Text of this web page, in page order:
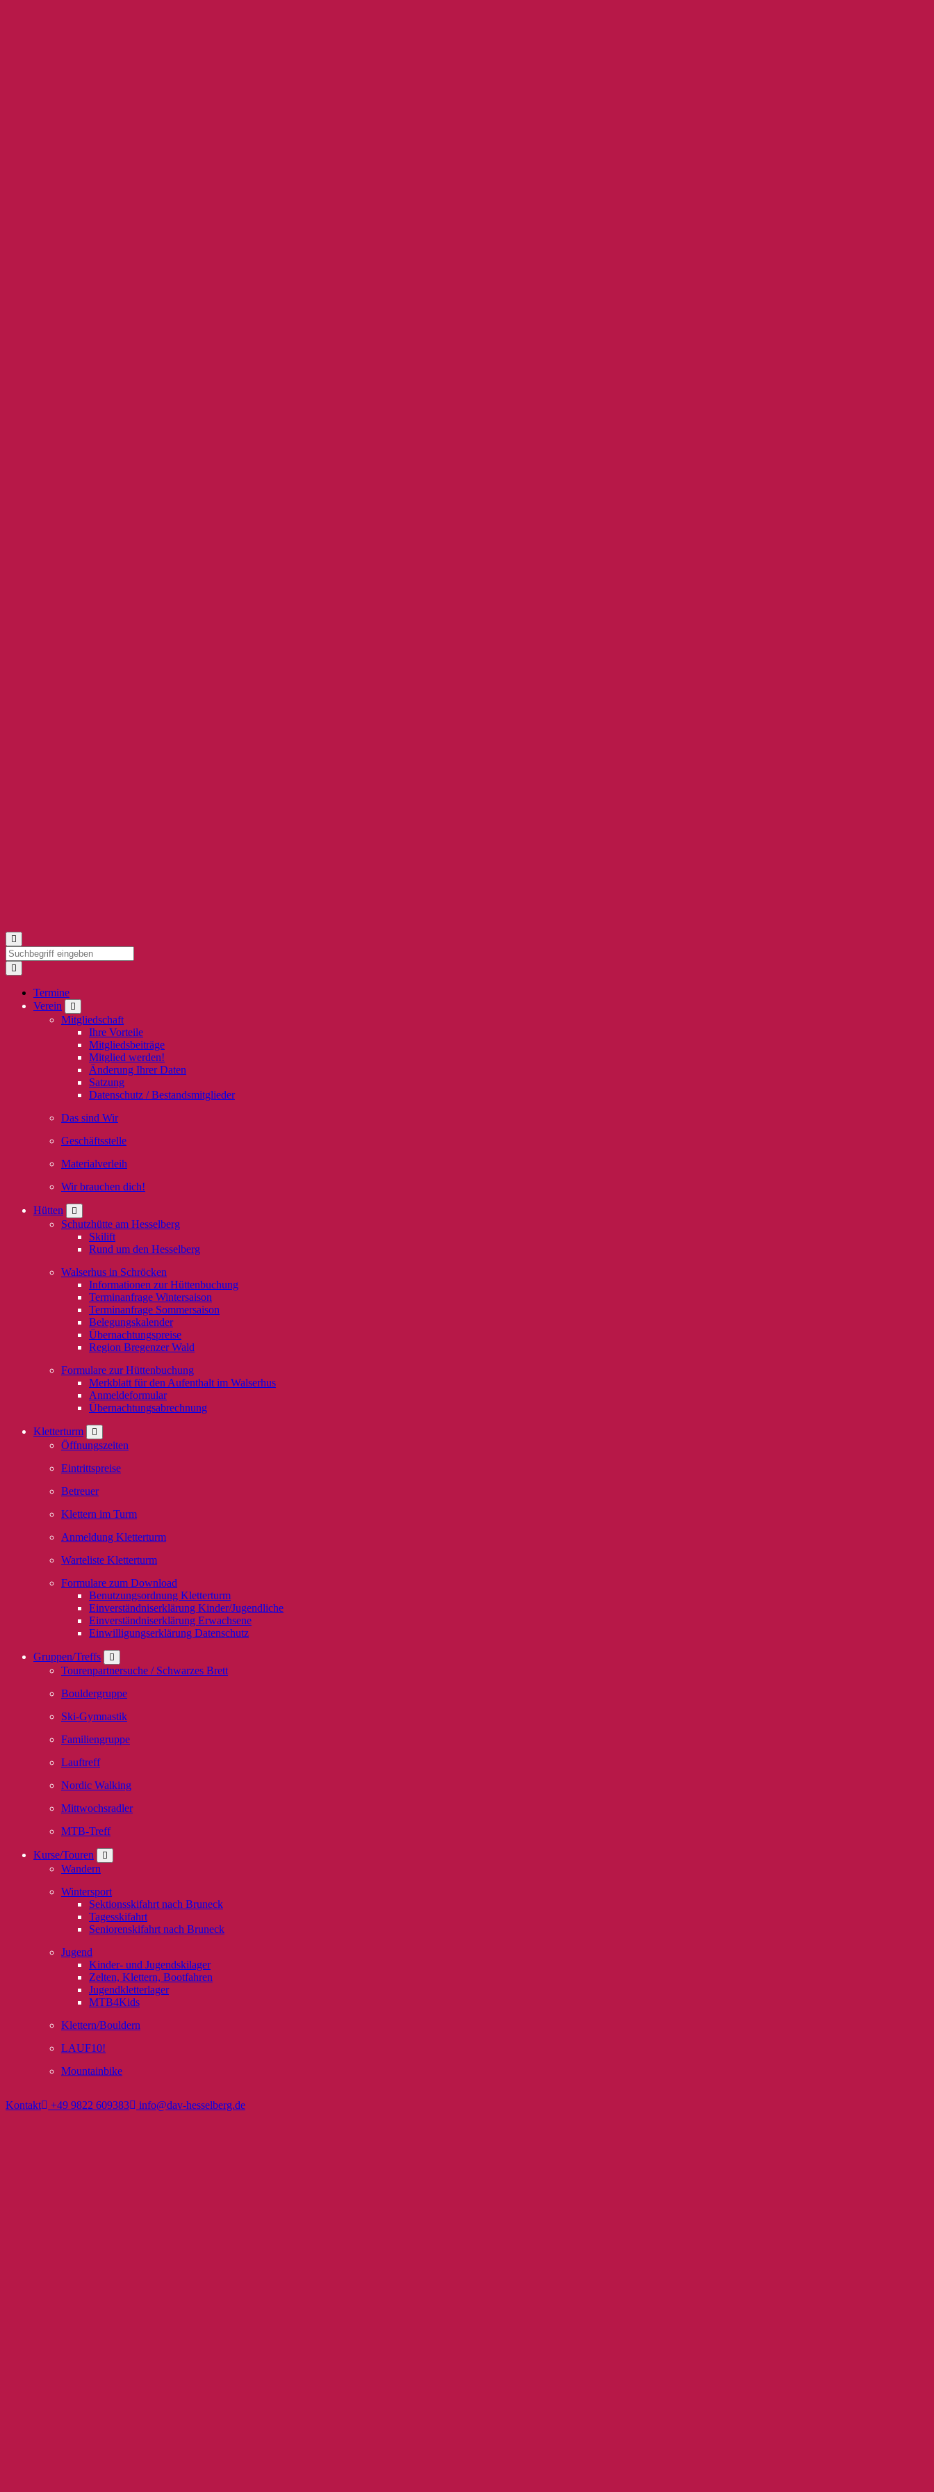
Termine
Verein
Mitgliedschaft
Ihre Vorteile
Mitgliedsbeiträge
Mitglied werden!
Änderung Ihrer Daten
Satzung
Datenschutz / Bestandsmitglieder
Das sind Wir
Geschäftsstelle
Materialverleih
Wir brauchen dich!
Hütten
Schutzhütte am Hesselberg
Skilift
Rund um den Hesselberg
Walserhus in Schröcken
Informationen zur Hüttenbuchung
Terminanfrage Wintersaison
Terminanfrage Sommersaison
Belegungskalender
Übernachtungspreise
Region Bregenzer Wald
Formulare zur Hüttenbuchung
Merkblatt für den Aufenthalt im Walserhus
Anmeldeformular
Übernachtungsabrechnung
Kletterturm
Öffnungszeiten
Eintrittspreise
Betreuer
Klettern im Turm
Anmeldung Kletterturm
Warteliste Kletterturm
Formulare zum Download
Benutzungsordnung Kletterturm
Einverständniserklärung Kinder/Jugendliche
Einverständniserklärung Erwachsene
Einwilligungserklärung Datenschutz
Gruppen/Treffs
Tourenpartnersuche / Schwarzes Brett
Bouldergruppe
Ski-Gymnastik
Familiengruppe
Lauftreff
Nordic Walking
Mittwochsradler
MTB-Treff
Kurse/Touren
Wandern
Wintersport
Sektionsskifahrt nach Bruneck
Tagesskifahrt
Seniorenskifahrt nach Bruneck
Jugend
Kinder- und Jugendskilager
Zelten, Klettern, Bootfahren
Jugendkletterlager
MTB4Kids
Klettern/Bouldern
LAUF10!
Mountainbike
Kontakt +49 9822 609383 info@dav-hesselberg.de